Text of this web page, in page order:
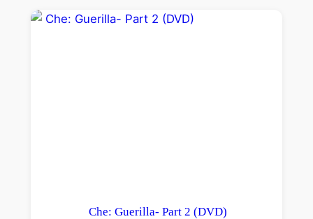
(
Che: Guerilla- Part 2 (DVD)